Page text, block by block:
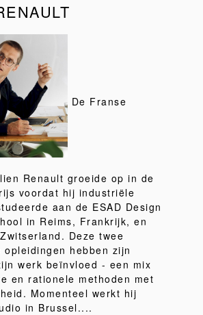
De Franse
Renault groeide op in de
voordat hij industriële
aan de ESAD Design
in Reims, Frankrijk, en
Deze twee
opleidingen hebben zijn
werk beïnvloed - een mix
en rationele methoden met
Momenteel werkt hij
in Brussel....